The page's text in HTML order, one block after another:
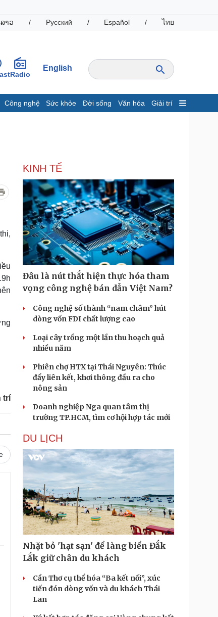
າວ / Русский / Español / ไทย
Radio
English
Công nghệ Sức khỏe Đời sống Văn hóa Giải trí
Giá cà phê
nghiệp
tin doanh nghiệp
nghiệp 24h
nhân
đồng
Công nghệ
Sành điệu
Tin Công nghệ
Trải nghiệm
Chuyển đổi số
Podcast
Câu chuyện thời sự
Đọc truyện đêm khuya
Cửa sổ tình yêu
Hạt giống tâm hồn
trí
KINH TẾ
Đâu là nút thắt hiện thực hóa tham
vọng công nghệ bán dẫn Việt Nam?
Công nghệ số thành “nam châm” hút
dòng vốn FDI chất lượng cao
Loại cây trồng một lần thu hoạch quả
nhiều năm
Phiên chợ HTX tại Thái Nguyên: Thúc
đẩy liên kết, khơi thông đầu ra cho
nông sản
Doanh nghiệp Nga quan tâm thị
trường TP.HCM, tìm cơ hội hợp tác mới
DU LỊCH
Nhặt bỏ 'hạt sạn' để làng biển Đắk
Lắk giữ chân du khách
Cần Thơ cụ thể hóa “Ba kết nối”, xúc
tiến đón dòng vốn và du khách Thái
Lan